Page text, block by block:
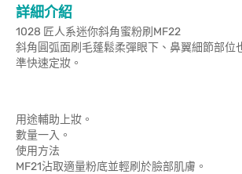
詳細介紹
1028 匠人系迷你斜角蜜粉刷MF22
斜角圓弧面刷毛蓬鬆柔彈眼下、鼻翼細節部位
準快速定妝。
用途輔助上妝。
數量一入。
使用方法
MF21沾取適量粉底並輕刷於臉部肌膚。